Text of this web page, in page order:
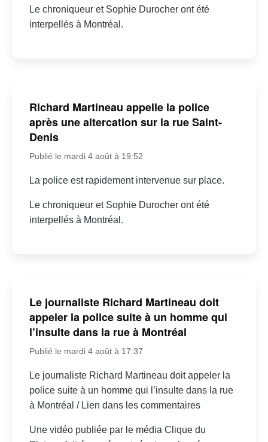
Le chroniqueur et Sophie Durocher ont été
interpellés à Montréal.
Richard Martineau appelle la police
après une altercation sur la rue Saint-
Denis
Publié le mardi 4 août à 19:52
La police est rapidement intervenue sur place.
Le chroniqueur et Sophie Durocher ont été
interpellés à Montréal.
Le journaliste Richard Martineau doit
appeler la police suite à un homme qui
l’insulte dans la rue à Montréal
Publié le mardi 4 août à 17:37
Le journaliste Richard Martineau doit appeler la
police suite à un homme qui l’insulte dans la rue
à Montréal / Lien dans les commentaires
Une vidéo publiée par le média Clique du